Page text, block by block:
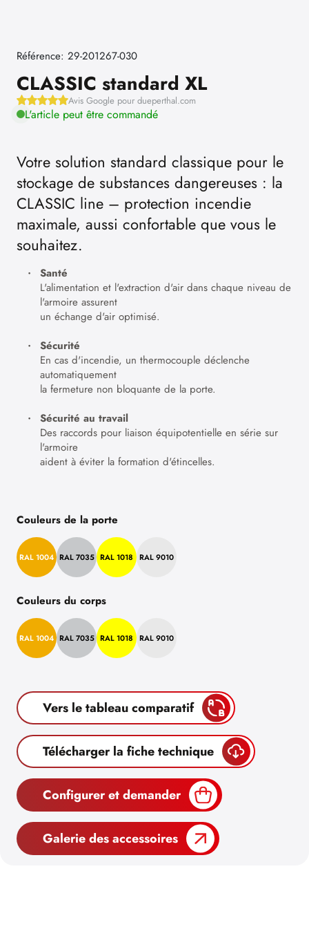
Référence: 29-201267-030
CLASSIC standard XL
Avis Google pour dueperthal.com
L'article peut être commandé
Votre solution standard classique pour le
stockage de substances dangereuses : la
CLASSIC line – protection incendie
maximale, aussi confortable que vous le
souhaitez.
Santé
L'alimentation et l'extraction d'air dans chaque niveau de
l'armoire assurent
un échange d'air optimisé.
Sécurité
En cas d'incendie, un thermocouple déclenche
automatiquement
la fermeture non bloquante de la porte.
Sécurité au travail
Des raccords pour liaison équipotentielle en série sur
l'armoire
aident à éviter la formation d'étincelles.
Couleurs de la porte
RAL 1004 RAL 7035 RAL 1018 RAL 9010
Couleurs du corps
RAL 1004 RAL 7035 RAL 1018 RAL 9010
Vers le tableau comparatif
Télécharger la fiche technique
Configurer et demander
Galerie des accessoires